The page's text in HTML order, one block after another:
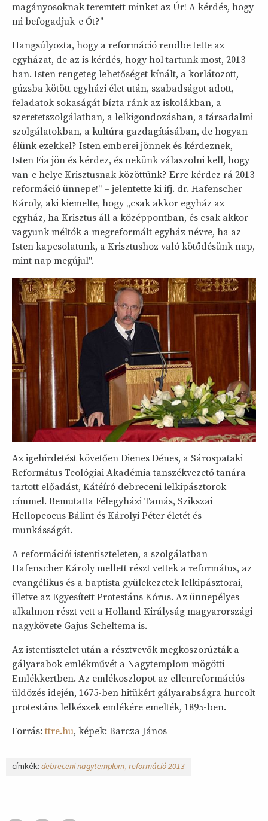
magányosoknak teremtett minket az Úr! A kérdés, hogy
mi befogadjuk-e Őt?"
Hangsúlyozta, hogy a reformáció rendbe tette az
egyházat, de az is kérdés, hogy hol tartunk most, 2013-
ban. Isten rengeteg lehetőséget kínált, a korlátozott,
gúzsba kötött egyházi élet után, szabadságot adott,
feladatok sokaságát bízta ránk az iskolákban, a
szeretetszolgálatban, a lelkigondozásban, a társadalmi
szolgálatokban, a kultúra gazdagításában, de hogyan
élünk ezekkel? Isten emberei jönnek és kérdeznek,
Isten Fia jön és kérdez, és nekünk válaszolni kell, hogy
van-e helye Krisztusnak közöttünk? Erre kérdez rá 2013
reformáció ünnepe!" – jelentette ki ifj. dr. Hafenscher
Károly, aki kiemelte, hogy „csak akkor egyház az
egyház, ha Krisztus áll a középpontban, és csak akkor
vagyunk méltók a megreformált egyház névre, ha az
Isten kapcsolatunk, a Krisztushoz való kötődésünk nap,
mint nap megújul".
Az igehirdetést követően Dienes Dénes, a Sárospataki
Református Teológiai Akadémia tanszékvezető tanára
tartott előadást, Kátéíró debreceni lelkipásztorok
címmel. Bemutatta Félegyházi Tamás, Szikszai
Hellopeoeus Bálint és Károlyi Péter életét és
munkásságát.
A reformációi istentiszteleten, a szolgálatban
Hafenscher Károly mellett részt vettek a református, az
evangélikus és a baptista gyülekezetek lelkipásztorai,
illetve az Egyesített Protestáns Kórus. Az ünnepélyes
alkalmon részt vett a Holland Királyság magyarországi
nagykövete Gajus Scheltema is.
Az istentisztelet után a résztvevők megkoszorúzták a
gályarabok emlékművét a Nagytemplom mögötti
Emlékkertben. Az emlékoszlopot az ellenreformációs
üldözés idején, 1675-ben hitükért gályarabságra hurcolt
protestáns lelkészek emlékére emelték, 1895-ben.
Forrás:ttre.hu, képek: Barcza János
címkék: debreceni nagytemplom reformáció 2013